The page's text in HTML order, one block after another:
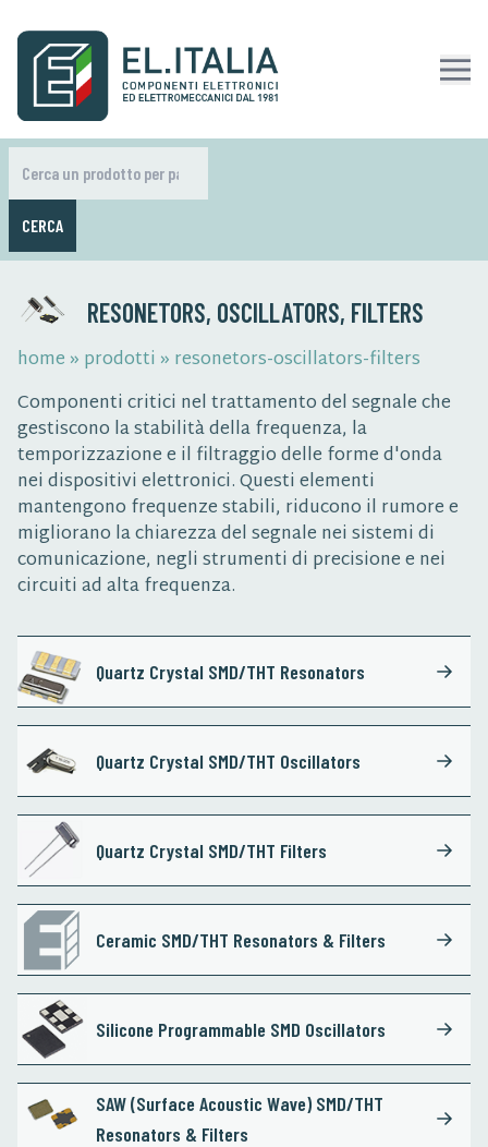
CERCA
RESONETORS, OSCILLATORS, FILTERS
home » prodotti » resonetors-oscillators-filters
Componenti critici nel trattamento del segnale che
gestiscono la stabilità della frequenza, la
temporizzazione e il filtraggio delle forme d'onda
nei dispositivi elettronici. Questi elementi
mantengono frequenze stabili, riducono il rumore e
migliorano la chiarezza del segnale nei sistemi di
comunicazione, negli strumenti di precisione e nei
circuiti ad alta frequenza.
Quartz Crystal SMD/THT Resonators
Quartz Crystal SMD/THT Oscillators
Quartz Crystal SMD/THT Filters
Ceramic SMD/THT Resonators & Filters
Silicone Programmable SMD Oscillators
SAW (Surface Acoustic Wave) SMD/THT
Resonators & Filters